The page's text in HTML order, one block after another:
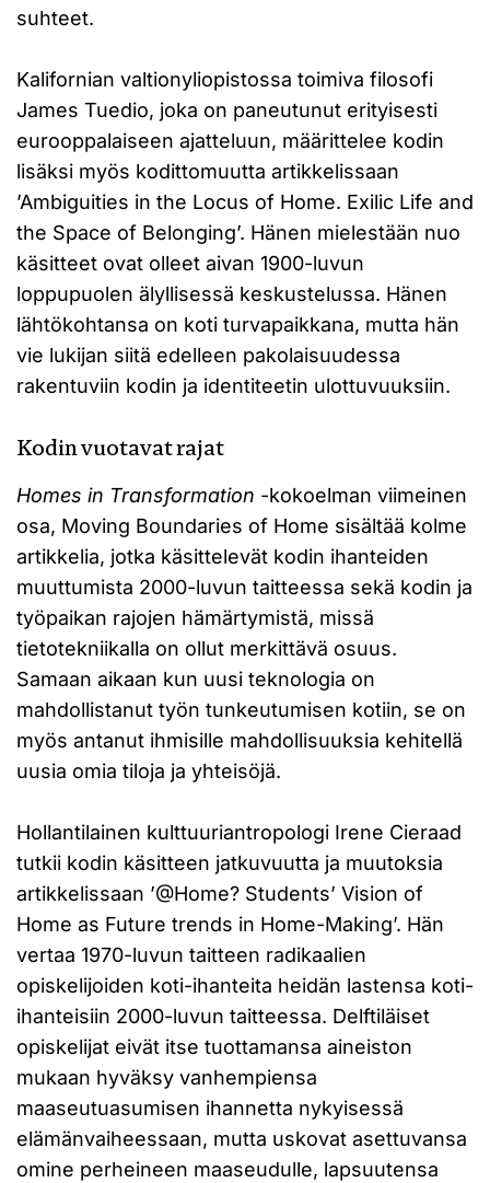
suhteet.
Kalifornian valtionyliopistossa toimiva filosofi
James Tuedio, joka on paneutunut erityisesti
eurooppalaiseen ajatteluun, määrittelee kodin
lisäksi myös kodittomuutta artikkelissaan
’Ambiguities in the Locus of Home. Exilic Life and
the Space of Belonging’. Hänen mielestään nuo
käsitteet ovat olleet aivan 1900-luvun
loppupuolen älyllisessä keskustelussa. Hänen
lähtökohtansa on koti turvapaikkana, mutta hän
vie lukijan siitä edelleen pakolaisuudessa
rakentuviin kodin ja identiteetin ulottuvuuksiin.
Kodin vuotavat rajat
Homes in Transformation -kokoelman viimeinen
osa, Moving Boundaries of Home sisältää kolme
artikkelia, jotka käsittelevät kodin ihanteiden
muuttumista 2000-luvun taitteessa sekä kodin ja
työpaikan rajojen hämärtymistä, missä
tietotekniikalla on ollut merkittävä osuus.
Samaan aikaan kun uusi teknologia on
mahdollistanut työn tunkeutumisen kotiin, se on
myös antanut ihmisille mahdollisuuksia kehitellä
uusia omia tiloja ja yhteisöjä.
Hollantilainen kulttuuriantropologi Irene Cieraad
tutkii kodin käsitteen jatkuvuutta ja muutoksia
artikkelissaan ’@Home? Students’ Vision of
Home as Future trends in Home-Making’. Hän
vertaa 1970-luvun taitteen radikaalien
opiskelijoiden koti-ihanteita heidän lastensa koti-
ihanteisiin 2000-luvun taitteessa. Delftiläiset
opiskelijat eivät itse tuottamansa aineiston
mukaan hyväksy vanhempiensa
maaseutuasumisen ihannetta nykyisessä
elämänvaiheessaan, mutta uskovat asettuvansa
omine perheineen maaseudulle, lapsuutensa